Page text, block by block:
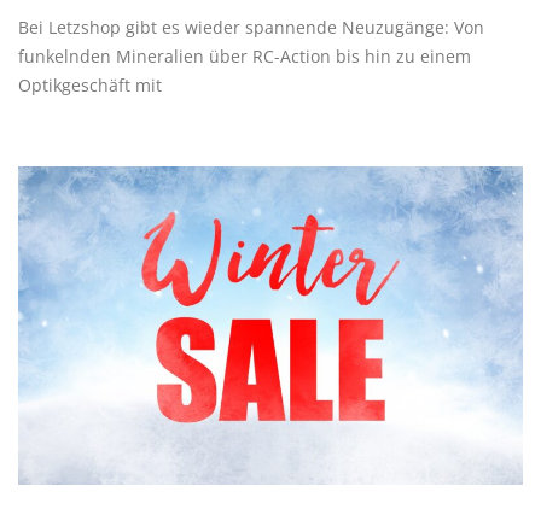
Bei Letzshop gibt es wieder spannende Neuzugänge: Von
funkelnden Mineralien über RC-Action bis hin zu einem
Optikgeschäft mit